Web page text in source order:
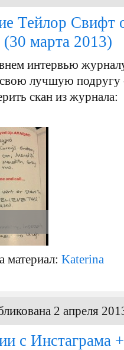
Тейлор Свифт
(30 марта 2013)
интервью
лучшую
скан из журнала:
материал: Katerina
2 апреля
с Инстаграма